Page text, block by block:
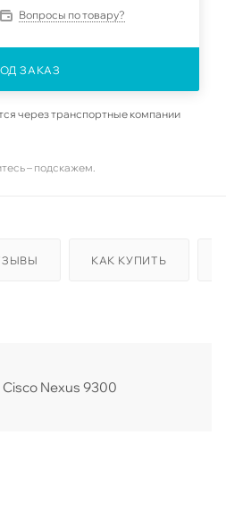
Вопросы по товару?
ЗАКАЗ
через транспортные компании
– подскажем.
КАК КУПИТЬ
Nexus 9300